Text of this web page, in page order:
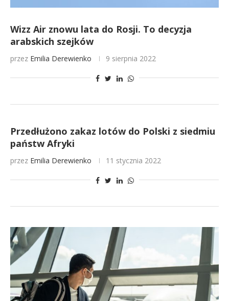
Wizz Air znowu lata do Rosji. To decyzja
arabskich szejków
przez Emilia Derewienko 9 sierpnia 2022
Przedłużono zakaz lotów do Polski z siedmiu
państw Afryki
przez Emilia Derewienko 11 stycznia 2022